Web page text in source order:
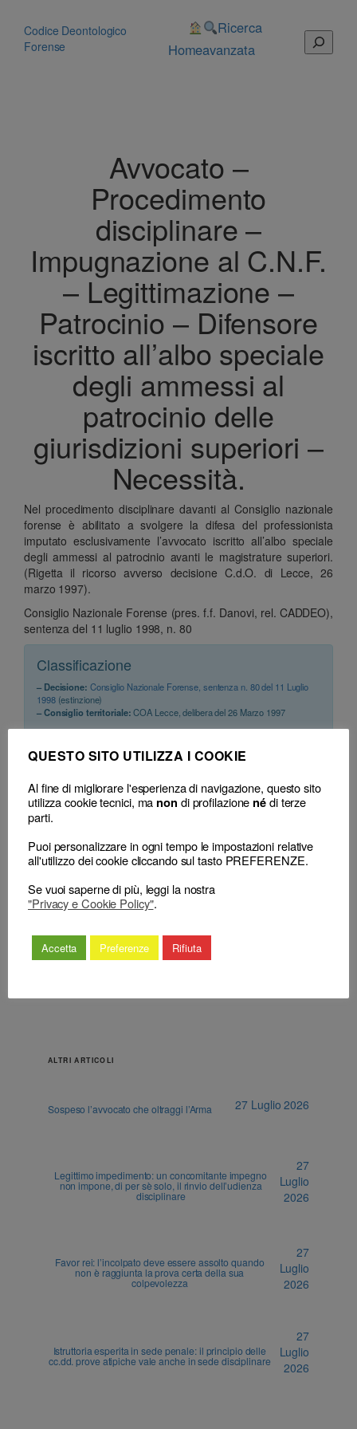
contenuto
Codice Deontologico
Forense
Home
Ricerca
avanzata
Cerca
Avvocato –
Procedimento
disciplinare –
Impugnazione al C.N.F.
– Legittimazione –
Patrocinio – Difensore
iscritto all’albo speciale
degli ammessi al
patrocinio delle
giurisdizioni superiori –
Necessità.
Nel procedimento disciplinare davanti al Consiglio nazionale
forense è abilitato a svolgere la difesa del professionista
imputato esclusivamente l’avvocato iscritto all’albo speciale
degli ammessi al patrocinio avanti le magistrature superiori.
(Rigetta il ricorso avverso decisione C.d.O. di Lecce, 26
marzo 1997).
Consiglio Nazionale Forense (pres. f.f. Danovi, rel. CADDEO),
sentenza del 11 luglio 1998, n. 80
Classificazione
– Decisione: Consiglio Nazionale Forense, sentenza n. 80 del 11 Luglio
1998(estinzione)
– Consiglio territoriale:COA Lecce, delibera del 26 Marzo 1997
←
Avvocato – Tenuta
albi – Albo ordinario –
Avvocato dipendente di
ente privato –
Cancellazione.
Avvocato – Procedimento
disciplinare – Prescrizione –
Appropriazione somme – Violazione
deontologica di carattere
– Decorrenza.
ALTRI ARTICOLI
Sospeso l’avvocato che oltraggi l’Arma 27 Luglio 2026
Legittimo impedimento: un concomitante impegno
non impone, di per sè solo, il rinvio dell’udienza
disciplinare
27
Luglio
2026
Favor rei: l’incolpato deve essere assolto quando
non è raggiunta la prova certa della sua
colpevolezza
27
Luglio
2026
Istruttoria esperita in sede penale: il principio delle
cc.dd. prove atipiche vale anche in sede disciplinare
27
Luglio
2026
QUESTO SITO UTILIZZA I COOKIE
Al fine di migliorare l'esperienza di navigazione, questo sito
utilizza cookie tecnici, ma non di profilazione nédi terze
parti.
Puoi personalizzare in ogni tempo le impostazioni relative
all'utilizzo dei cookie cliccando sul tasto PREFERENZE.
Se vuoi saperne di più, leggi la nostra
"Privacy e Cookie Policy".
Accetta Preferenze Rifiuta